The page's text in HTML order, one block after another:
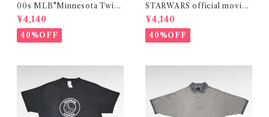
00s MLB"Minnesota Twin
s"print t-shirt
¥4,140
40%OFF
STARWARS official movie
print t-shirt
¥4,140
40%OFF